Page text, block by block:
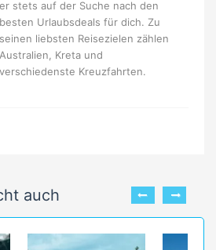
er stets auf der Suche nach den
besten Urlaubsdeals für dich. Zu
seinen liebsten Reisezielen zählen
Australien, Kreta und
verschiedenste Kreuzfahrten.
auch